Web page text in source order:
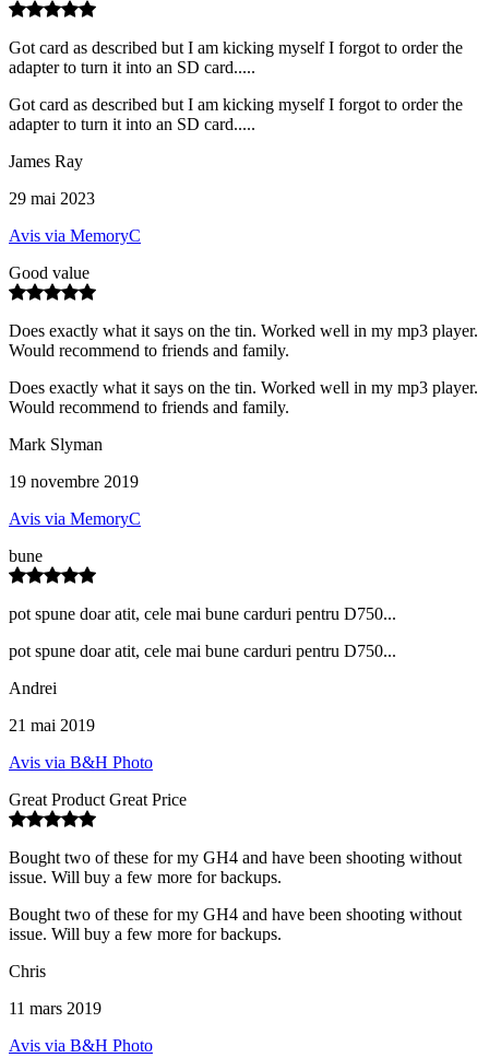
Got card as described but I am kicking myself I forgot to order the
adapter to turn it into an SD card.....
Got card as described but I am kicking myself I forgot to order the
adapter to turn it into an SD card.....
James Ray
29 mai 2023
Avis via MemoryC
Good value
Does exactly what it says on the tin. Worked well in my mp3 player.
Would recommend to friends and family.
Does exactly what it says on the tin. Worked well in my mp3 player.
Would recommend to friends and family.
Mark Slyman
19 novembre 2019
Avis via MemoryC
bune
pot spune doar atit, cele mai bune carduri pentru D750...
pot spune doar atit, cele mai bune carduri pentru D750...
Andrei
21 mai 2019
Avis via B&H Photo
Great Product Great Price
Bought two of these for my GH4 and have been shooting without
issue. Will buy a few more for backups.
Bought two of these for my GH4 and have been shooting without
issue. Will buy a few more for backups.
Chris
11 mars 2019
Avis via B&H Photo